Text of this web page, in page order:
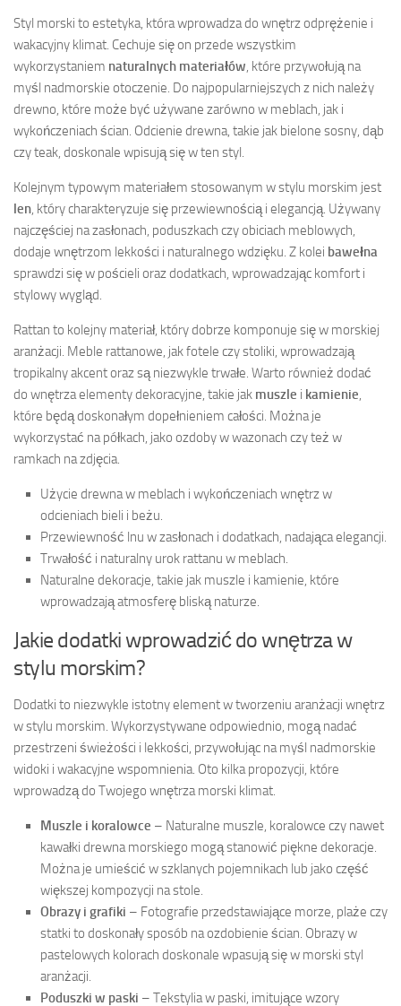
Styl morski to estetyka, która wprowadza do wnętrz odprężenie i
wakacyjny klimat. Cechuje się on przede wszystkim
wykorzystaniem naturalnych materiałów, które przywołują na
myśl nadmorskie otoczenie. Do najpopularniejszych z nich należy
drewno, które może być używane zarówno w meblach, jak i
wykończeniach ścian. Odcienie drewna, takie jak bielone sosny, dąb
czy teak, doskonale wpisują się w ten styl.
Kolejnym typowym materiałem stosowanym w stylu morskim jest
len, który charakteryzuje się przewiewnością i elegancją. Używany
najczęściej na zasłonach, poduszkach czy obiciach meblowych,
dodaje wnętrzom lekkości i naturalnego wdzięku. Z kolei bawełna
sprawdzi się w pościeli oraz dodatkach, wprowadzając komfort i
stylowy wygląd.
Rattan to kolejny materiał, który dobrze komponuje się w morskiej
aranżacji. Meble rattanowe, jak fotele czy stoliki, wprowadzają
tropikalny akcent oraz są niezwykle trwałe. Warto również dodać
do wnętrza elementy dekoracyjne, takie jak muszle i kamienie,
które będą doskonałym dopełnieniem całości. Można je
wykorzystać na półkach, jako ozdoby w wazonach czy też w
ramkach na zdjęcia.
Użycie drewna w meblach i wykończeniach wnętrz w
odcieniach bieli i beżu.
Przewiewność lnu w zasłonach i dodatkach, nadająca elegancji.
Trwałość i naturalny urok rattanu w meblach.
Naturalne dekoracje, takie jak muszle i kamienie, które
wprowadzają atmosferę bliską naturze.
Jakie dodatki wprowadzić do wnętrza w
stylu morskim?
Dodatki to niezwykle istotny element w tworzeniu aranżacji wnętrz
w stylu morskim. Wykorzystywane odpowiednio, mogą nadać
przestrzeni świeżości i lekkości, przywołując na myśl nadmorskie
widoki i wakacyjne wspomnienia. Oto kilka propozycji, które
wprowadzą do Twojego wnętrza morski klimat.
Muszle i koralowce – Naturalne muszle, koralowce czy nawet
kawałki drewna morskiego mogą stanowić piękne dekoracje.
Można je umieścić w szklanych pojemnikach lub jako część
większej kompozycji na stole.
Obrazy i grafiki – Fotografie przedstawiające morze, plaże czy
statki to doskonały sposób na ozdobienie ścian. Obrazy w
pastelowych kolorach doskonale wpasują się w morski styl
aranżacji.
Poduszki w paski – Tekstylia w paski, imitujące wzory